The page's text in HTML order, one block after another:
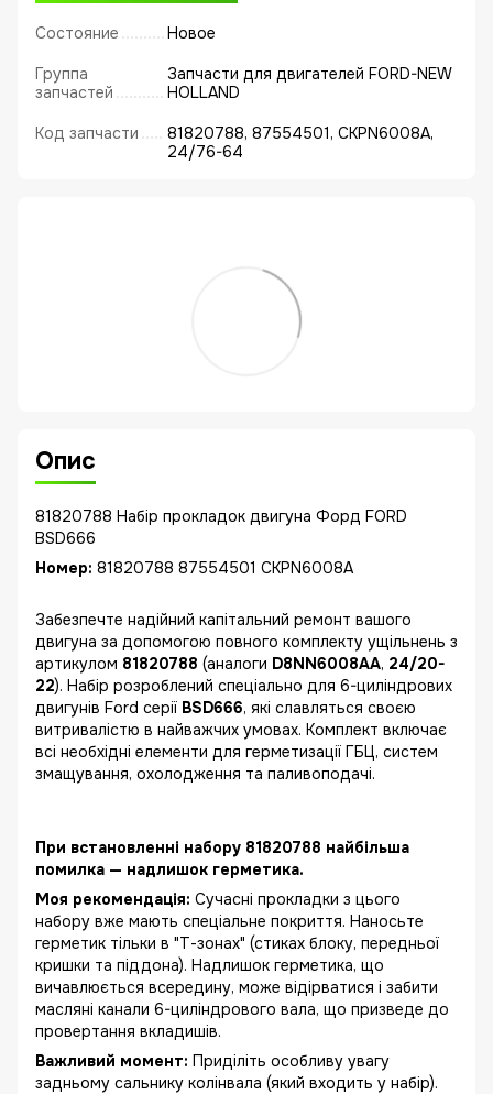
Состояние Новое
Группа
запчастей
Запчасти для двигателей FORD-NEW
HOLLAND
Код запчасти
81820788, 87554501, CKPN6008A,
24/76-64
Опис
81820788 Набір прокладок двигуна Форд FORD
BSD666
Номер: 81820788 87554501 CKPN6008A
Забезпечте надійний капітальний ремонт вашого
двигуна за допомогою повного комплекту ущільнень з
артикулом 81820788 (аналоги D8NN6008AA, 24/20-
22). Набір розроблений спеціально для 6-циліндрових
двигунів Ford серії BSD666, які славляться своєю
витривалістю в найважчих умовах. Комплект включає
всі необхідні елементи для герметизації ГБЦ, систем
змащування, охолодження та паливоподачі.
При встановленні набору 81820788 найбільша
помилка — надлишок герметика.
Моя рекомендація: Сучасні прокладки з цього
набору вже мають спеціальне покриття. Наносьте
герметик тільки в "Т-зонах" (стиках блоку, передньої
кришки та піддона). Надлишок герметика, що
вичавлюється всередину, може відірватися і забити
масляні канали 6-циліндрового вала, що призведе до
провертання вкладишів.
Важливий момент: Приділіть особливу увагу
задньому сальнику колінвала (який входить у набір).